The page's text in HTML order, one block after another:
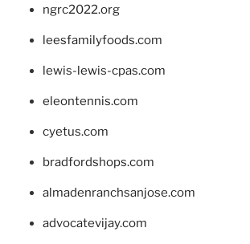
ngrc2022.org
leesfamilyfoods.com
lewis-lewis-cpas.com
eleontennis.com
cyetus.com
bradfordshops.com
almadenranchsanjose.com
advocatevijay.com